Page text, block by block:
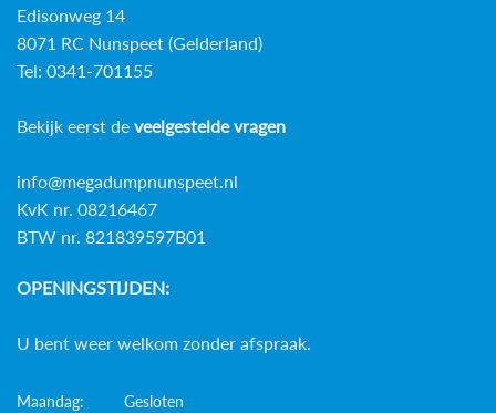
Edisonweg 14
8071 RC Nunspeet (Gelderland)
Tel: 0341-701155
Bekijk eerst de veelgestelde vragen
info@megadumpnunspeet.nl
KvK nr. 08216467
BTW nr. 821839597B01
OPENINGSTIJDEN:
U bent weer welkom zonder afspraak.
Maandag:
Gesloten